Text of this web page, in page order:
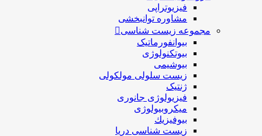
فیزیوتراپی
مشاوره توانبخشی
مجموعه زیست شناسی
بیوانفورماتیک
بیوتکنولوژی
بیوشیمی
زیست سلولی مولکولی
ژنتیک
فیزیولوژی جانوری
میکروبیولوژی
بيوفيزيك
زیست شناسی دریا